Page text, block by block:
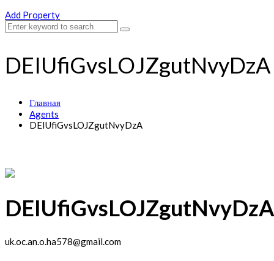
Add Property
DEIUfiGvsLOJZgutNvyDzA
Главная
Agents
DEIUfiGvsLOJZgutNvyDzA
DEIUfiGvsLOJZgutNvyDzA
uk.oc.an.o.ha578@gmail.com